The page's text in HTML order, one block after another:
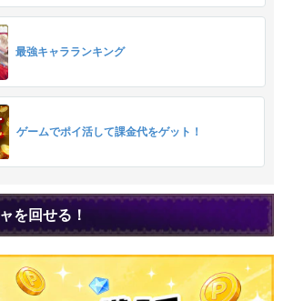
最強キャラランキング
ゲームでポイ活して課金代をゲット！
を回せる！